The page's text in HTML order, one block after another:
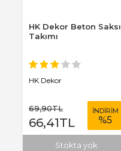
HK Dekor Beton Saksı
Takımı
HK Dekor
69,90TL
66,41TL
İNDİRİM
%5
Stokta yok